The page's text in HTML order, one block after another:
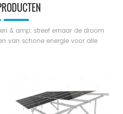
& amp; streef ernaar de droom
van schone energie voor alle